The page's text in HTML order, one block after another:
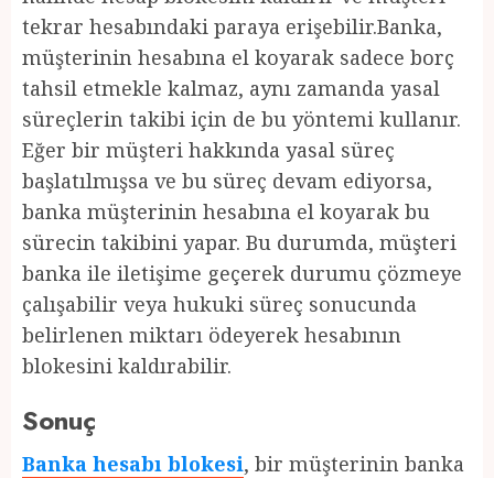
tekrar hesabındaki paraya erişebilir.Banka,
müşterinin hesabına el koyarak sadece borç
tahsil etmekle kalmaz, aynı zamanda yasal
süreçlerin takibi için de bu yöntemi kullanır.
Eğer bir müşteri hakkında yasal süreç
başlatılmışsa ve bu süreç devam ediyorsa,
banka müşterinin hesabına el koyarak bu
sürecin takibini yapar. Bu durumda, müşteri
banka ile iletişime geçerek durumu çözmeye
çalışabilir veya hukuki süreç sonucunda
belirlenen miktarı ödeyerek hesabının
blokesini kaldırabilir.
Sonuç
Banka hesabı blokesi, bir müşterinin banka